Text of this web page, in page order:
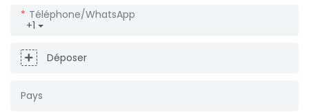
+1
Téléphone/WhatsApp
Déposer
Pays